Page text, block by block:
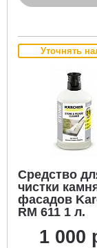
Уточнять
Средство
чистки
фасадов
RM 611 1 л.
1 000